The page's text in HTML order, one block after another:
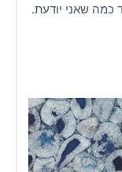
כמה שאני יודעת.